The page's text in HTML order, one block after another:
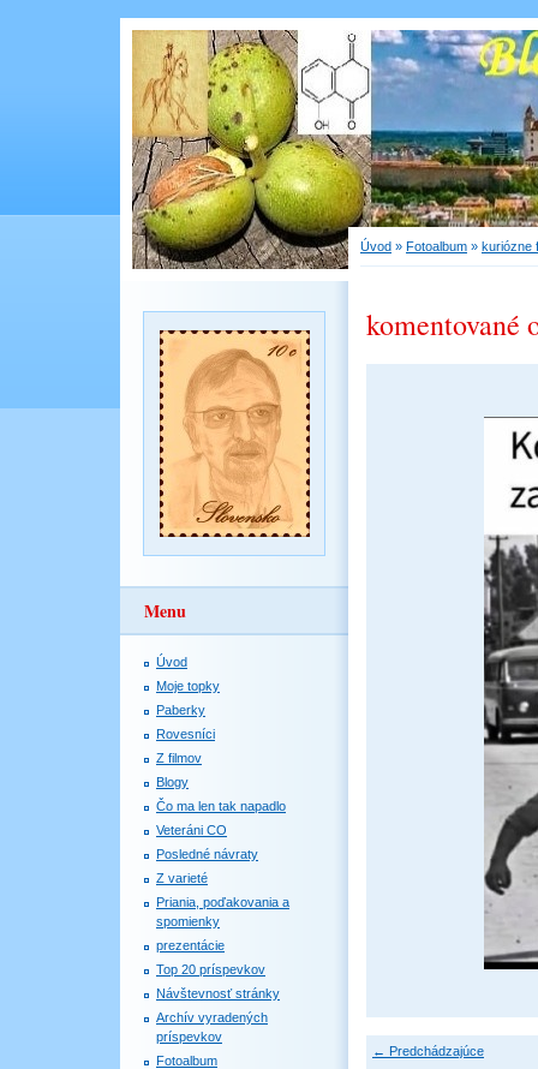
Menu
Úvod
Moje topky
Paberky
Rovesníci
Z filmov
Blogy
Čo ma len tak napadlo
Veteráni CO
Posledné návraty
Z varieté
Priania, poďakovania a
spomienky
prezentácie
Top 20 príspevkov
Návštevnosť stránky
Archív vyradených
príspevkov
Fotoalbum
Úvod » Fotoalbum » kuriózne
komentované
← Predchádzajúce